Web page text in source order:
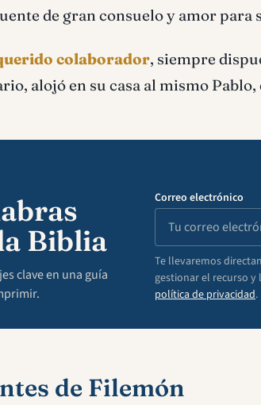
de gran consuelo y amor para
colaborador, siempre
alojó en su casa al mismo
Biblia
clave en una guía
Correo electrónico
Te llevaremos
gestionar el recurso y
política de privacidad.
de Filemón